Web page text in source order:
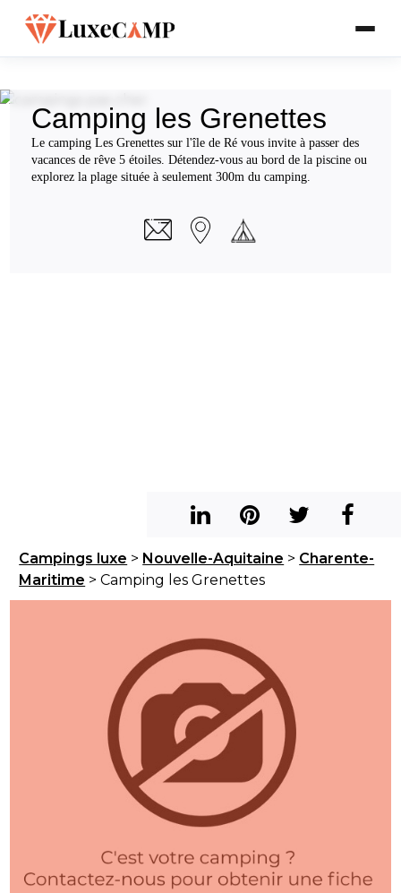
Camping les Grenettes
Le camping Les Grenettes sur l'île de Ré vous invite à passer des
vacances de rêve 5 étoiles. Détendez-vous au bord de la piscine ou
explorez la plage située à seulement 300m du camping.
Campings luxe > Nouvelle-Aquitaine > Charente-
Maritime > Camping les Grenettes